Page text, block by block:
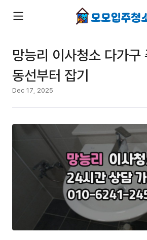
망능리 이사청소 다가구
동선부터 잡기
Dec 17, 2025